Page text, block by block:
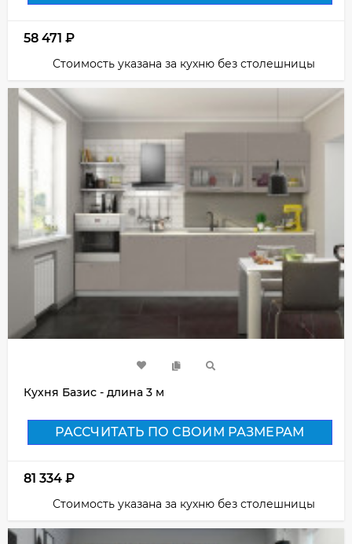
58 471 ₽
Стоимость указана за кухню без столешницы
Кухня Базис - длина 3 м
РАССЧИТАТЬ ПО СВОИМ РАЗМЕРАМ
81 334 ₽
Стоимость указана за кухню без столешницы